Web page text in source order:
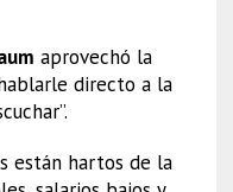
aprovechó la
directo a la
están hartos de la